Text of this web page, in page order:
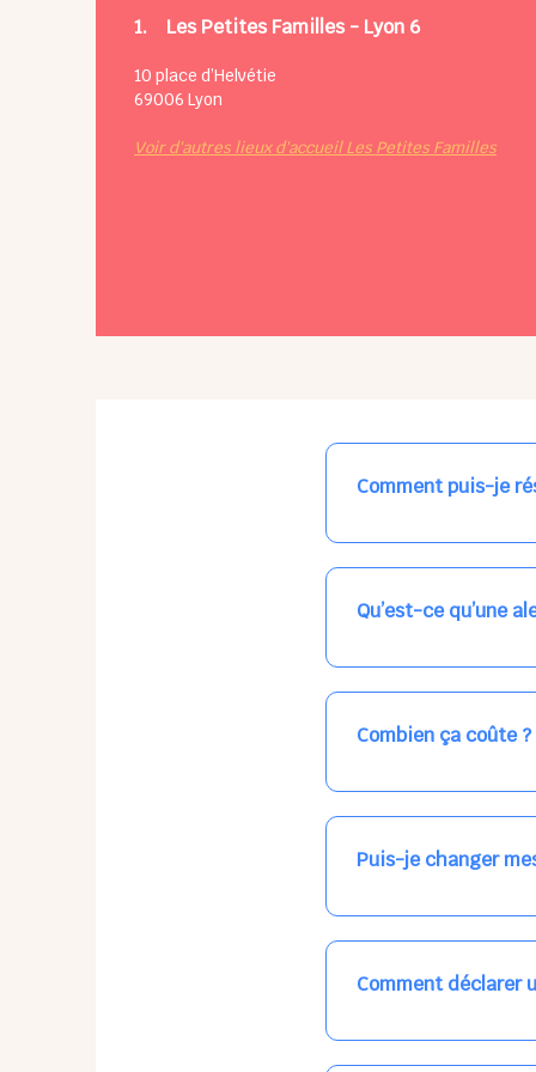
1. Les Petites Familles - Lyon 6
10 place d’Helvétie
69006 Lyon
Voir d'autres lieux d'accueil Les Petites Familles
Comment puis-je
Nos places libres au
qui vous intéresse,
Qu’est-ce qu’une
Vous avez besoin
les places disponibles
Combien ça coûte ?
Votre accueil est
habituel. N'hésitez
Puis-je changer
Dans votre profil
email, par SMS, par
Comment déclarer
Signalez une absence
ou